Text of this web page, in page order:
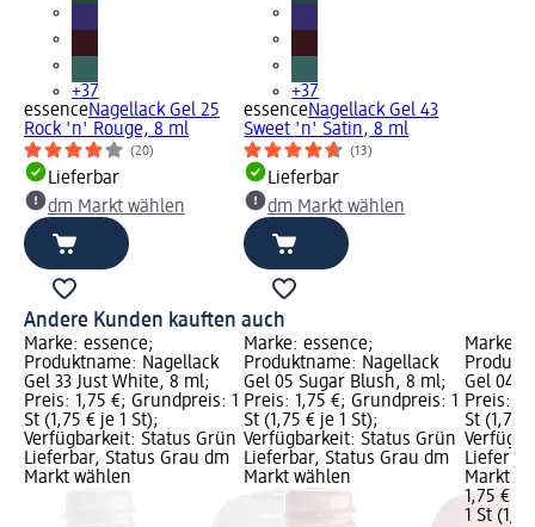
+37
essenceNagellack Gel 25
Rock 'n' Rouge, 8 ml
(20)
Lieferbar
dm Markt wählen
+37
essenceNagellack Gel 43
Sweet 'n' Satin, 8 ml
(13)
Lieferbar
dm Markt wählen
Andere Kunden kauften auch
Marke: essence;
Produktname: Nagellack
Gel 33 Just White, 8 ml;
Preis: 1,75 €; Grundpreis: 1
St (1,75 € je 1 St);
Verfügbarkeit: Status Grün
Lieferbar, Status Grau dm
Markt wählen
Marke: essence;
Produktname: Nagellack
Gel 05 Sugar Blush, 8 ml;
Preis: 1,75 €; Grundpreis: 1
St (1,75 € je 1 St);
Verfügbarkeit: Status Grün
Lieferbar, Status Grau dm
Markt wählen
Marke:
Gel 04
Preis:
St (1,75
Markt
1,75 €
1 St